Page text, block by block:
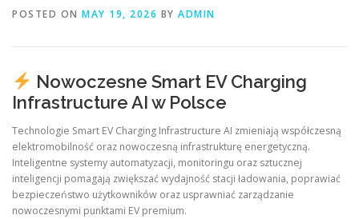
POSTED ON MAY 19, 2026 BY ADMIN
Nowoczesne Smart EV Charging
Infrastructure AI w Polsce
Technologie Smart EV Charging Infrastructure AI zmieniają współczesną
elektromobilność oraz nowoczesną infrastrukturę energetyczną.
Inteligentne systemy automatyzacji, monitoringu oraz sztucznej
inteligencji pomagają zwiększać wydajność stacji ładowania, poprawiać
bezpieczeństwo użytkowników oraz usprawniać zarządzanie
nowoczesnymi punktami EV premium.